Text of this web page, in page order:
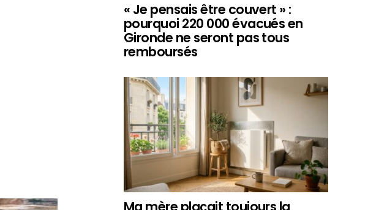
« Je pensais être couvert » :
pourquoi 220 000 évacués en
Gironde ne seront pas tous
remboursés